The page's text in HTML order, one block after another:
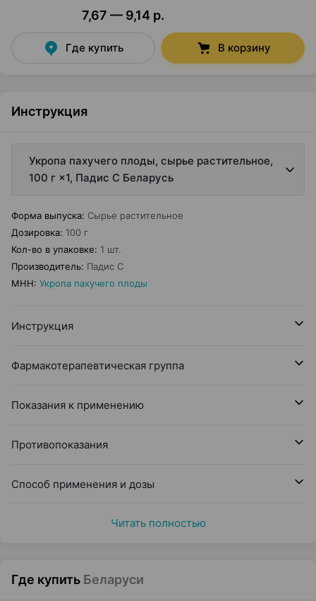
7,67 — 9,14 р.
Где купить В корзину
Инструкция
Укропа пахучего плоды, сырье растительное,
100 г ×1, Падис С Беларусь
Форма выпуска: Сырье растительное
Дозировка: 100 г
Кол-во в упаковке: 1 шт.
Производитель: Падис С
МНН: Укропа пахучего плоды
Инструкция
Фармакотерапевтическая группа
Показания к применению
Противопоказания
Способ применения и дозы
Читать полностью
Где купить Беларуси